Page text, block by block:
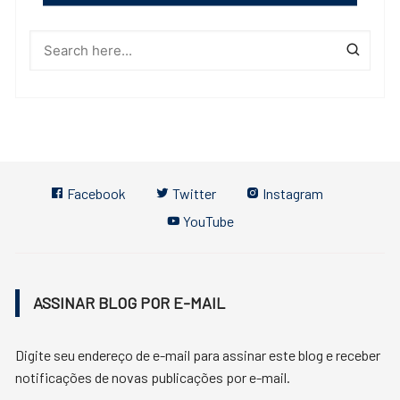
Facebook Twitter
Instagram
YouTube
ASSINAR BLOG POR E-MAIL
Digite seu endereço de e-mail para assinar este blog e receber
notificações de novas publicações por e-mail.